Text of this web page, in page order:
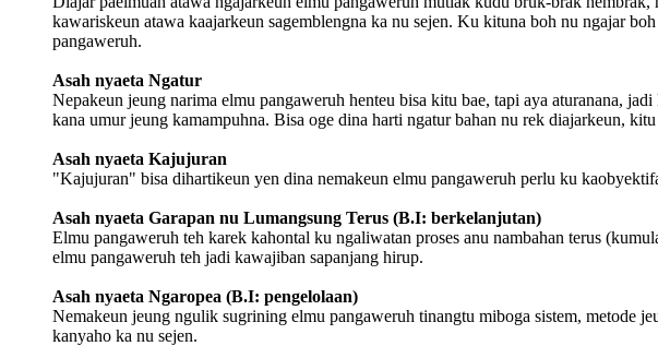
kawariskeun atawa kaajarkeun sagemblengna ka nu sejen. Ku kituna boh nu ngajar
pangaweruh.
Asah nyaeta Ngatur
Nepakeun jeung narima elmu pangaweruh henteu bisa kitu bae, tapi aya aturanana,
kana umur jeung kamampuhna. Bisa oge dina harti ngatur bahan nu rek diajarkeun,
Asah nyaeta Kajujuran
"Kajujuran" bisa dihartikeun yen dina nemakeun elmu pangaweruh perlu ku
Asah nyaeta Garapan nu Lumangsung Terus (B.I: berkelanjutan)
Elmu pangaweruh teh karek kahontal ku ngaliwatan proses anu nambahan terus
elmu pangaweruh teh jadi kawajiban sapanjang hirup.
Asah nyaeta Ngaropea (B.I: pengelolaan)
Nemakeun jeung ngulik sugrining elmu pangaweruh tinangtu miboga sistem, metode
kanyaho ka nu sejen.